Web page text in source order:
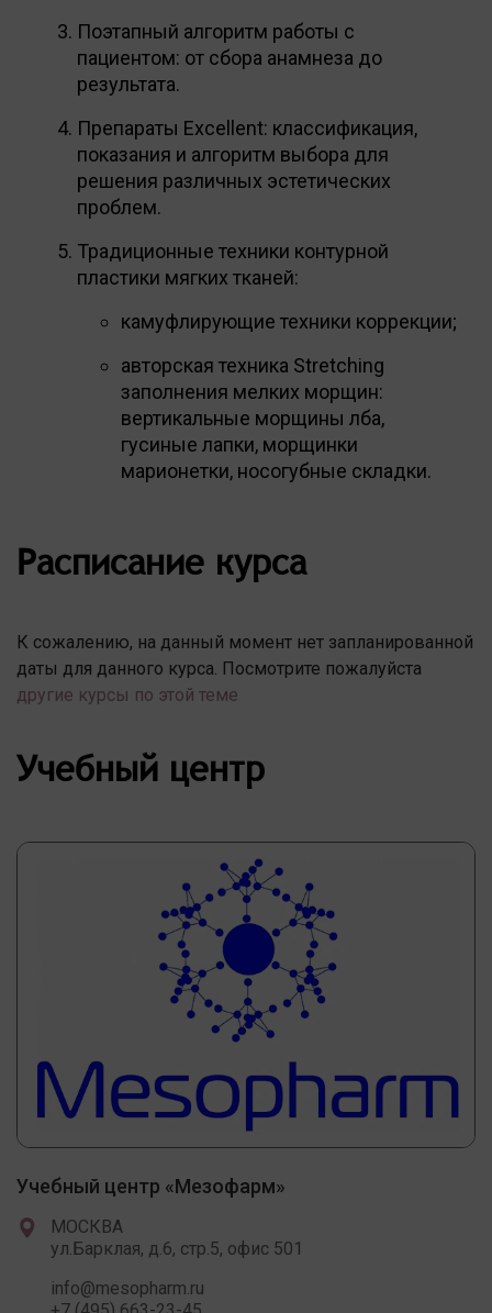
Поэтапный алгоритм работы с
пациентом: от сбора анамнеза до
результата.
Препараты Excellent: классификация,
показания и алгоритм выбора для
решения различных эстетических
проблем.
Традиционные техники контурной
пластики мягких тканей:
камуфлирующие техники коррекции;
авторская техника Stretching
заполнения мелких морщин:
вертикальные морщины лба,
гусиные лапки, морщинки
марионетки, носогубные складки.
Расписание курса
К сожалению, на данный момент нет запланированной
даты для данного курса. Посмотрите пожалуйста
другие курсы по этой теме
Учебный центр
Учебный центр «Мезофарм»
МОСКВА
ул.Барклая, д.6, стр.5, офис 501
info@mesopharm.ru